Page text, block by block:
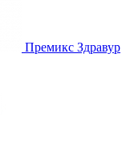
Премикс Здравур